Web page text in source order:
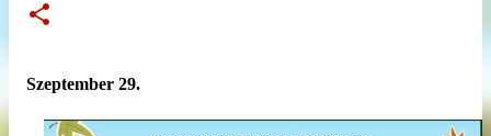
Szeptember 29.